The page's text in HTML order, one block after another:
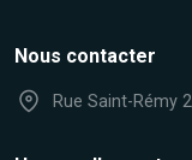
Nous contacter
Rue Saint-Rémy